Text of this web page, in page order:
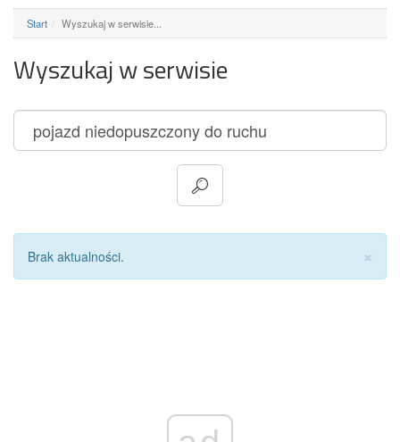
Start Wyszukaj w serwisie...
Wyszukaj w serwisie
×
Brak aktualności.